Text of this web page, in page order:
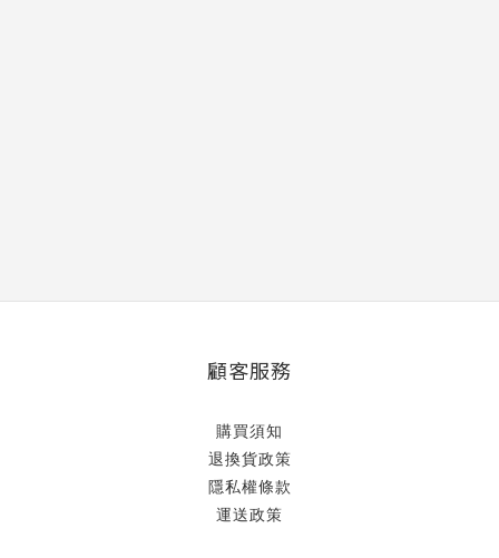
顧客服務
購買須知
退換貨政策
隱私權條款
運送政策